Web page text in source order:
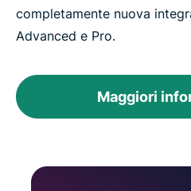
completamente nuova
Advanced e Pro.
Maggiori